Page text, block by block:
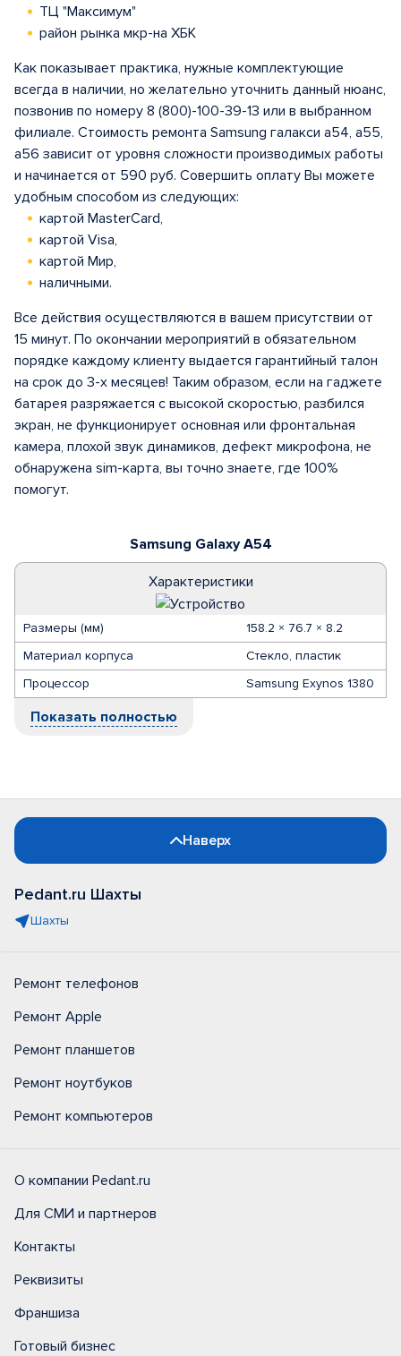
Samsung Galaxy A54
Характеристики
Размеры (мм)
158.2 × 76.7 × 8.2
Материал корпуса
Стекло, пластик
Процессор
Samsung Exynos 1380
Показать полностью
ТЦ "Максимум"
район рынка мкр-на ХБК
Как показывает практика, нужные комплектующие
всегда в наличии, но желательно уточнить данный нюанс,
позвонив по номеру 8 (800)-100-39-13 или в выбранном
филиале. Стоимость ремонта Samsung галакси а54, a55,
a56 зависит от уровня сложности производимых работы
и начинается от 590 руб. Совершить оплату Вы можете
удобным способом из следующих:
картой MasterCard,
картой Visa,
картой Мир,
наличными.
Все действия осуществляются в вашем присутствии от
15 минут. По окончании мероприятий в обязательном
порядке каждому клиенту выдается гарантийный талон
на срок до 3-х месяцев! Таким образом, если на гаджете
батарея разряжается с высокой скоростью, разбился
экран, не функционирует основная или фронтальная
камера, плохой звук динамиков, дефект микрофона, не
обнаружена sim-карта, вы точно знаете, где 100%
помогут.
Наверх
Pedant.ru Шахты
Шахты
Ремонт телефонов
Ремонт Apple
Ремонт планшетов
Ремонт ноутбуков
Ремонт компьютеров
О компании Pedant.ru
Для СМИ и партнеров
Контакты
Реквизиты
Франшиза
Готовый бизнес